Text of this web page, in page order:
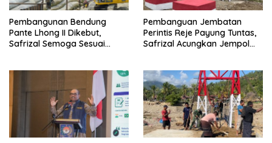
Pembangunan Bendung
Pante Lhong II Dikebut,
Safrizal Semoga Sesuai
Pembanguan Jembatan
Perintis Reje Payung Tuntas,
Safrizal Acungkan Jempol